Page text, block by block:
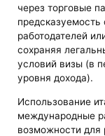
через торговые
предсказуемость
работодателей
сохраняя
условий визы (в
уровня дохода).
Использование
международные
возможности для